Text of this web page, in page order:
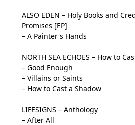
ALSO EDEN – Holy Books and
Promises [EP]
– A Painter's Hands
NORTH SEA ECHOES – How to
– Good Enough
– Villains or Saints
– How to Cast a Shadow
LIFESIGNS – Anthology
– After All